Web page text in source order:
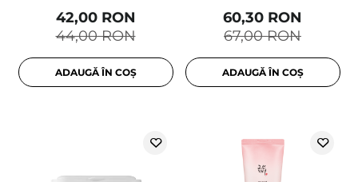
44,00 RON
42,00 RON
ADAUGĂ ÎN COȘ
67,00 RON
60,30 RON
ADAUGĂ ÎN COȘ